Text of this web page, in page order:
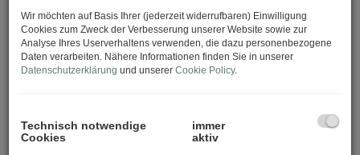
Wir möchten auf Basis Ihrer (jederzeit widerrufbaren) Einwilligung
Cookies zum Zweck der Verbesserung unserer Website sowie zur
Analyse Ihres Userverhaltens verwenden, die dazu personenbezogene
Daten verarbeiten. Nähere Informationen finden Sie in unserer
Datenschutzerklärung und unserer Cookie Policy.
Technisch notwendige
Cookies
immer
aktiv